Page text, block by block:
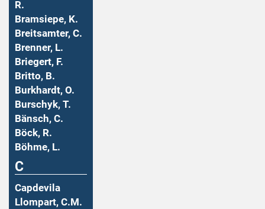
R.
Bramsiepe, K.
Breitsamter, C.
Brenner, L.
Briegert, F.
Britto, B.
Burkhardt, O.
Burschyk, T.
Bänsch, C.
Böck, R.
Böhme, L.
C
Capdevila
Llompart, C.M.